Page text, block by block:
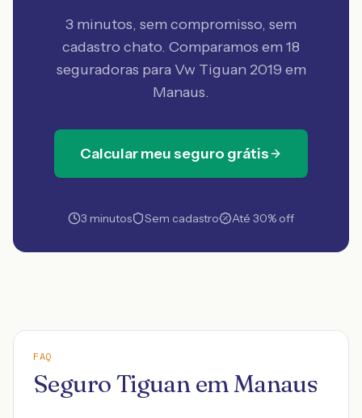
3 minutos, sem compromisso, sem
cadastro chato. Comparamos em 18
seguradoras para Vw Tiguan 2019 em
Manaus.
Calcular meu seguro grátis
3 minutos Sem cadastro Até 30% off
FAQ
Seguro Tiguan em Manaus